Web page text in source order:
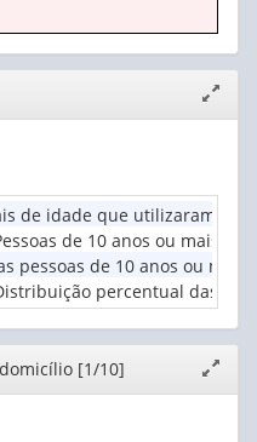
valor):
janela
de idade que utilizaram
de 10 anos ou mais
pessoas de 10 anos ou
percentual das
janela
[1/10]